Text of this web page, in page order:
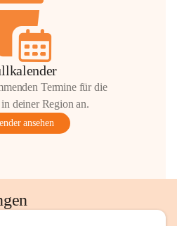
Termine für die
deiner Region an.
ansehen